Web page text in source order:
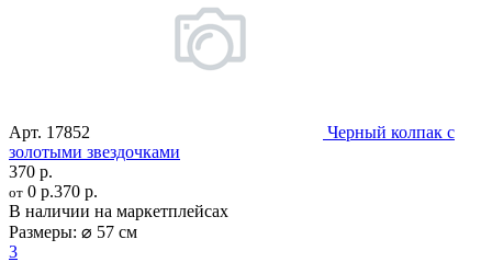
Арт. 17852
Черный колпак с
золотыми звездочками
370 р.
от 0 р.370 р.
В наличии на маркетплейсах
Размеры: ⌀ 57 см
3